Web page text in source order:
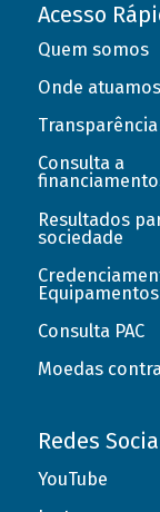
Acesso
Quem somos
Onde atuamos
Transparência
Consulta a
Resultados
sociedade
Equipamentos
Consulta PAC
Moedas
Redes
YouTube